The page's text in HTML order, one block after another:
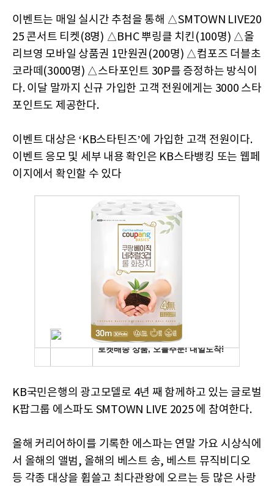
이벤트는 매일 실시간 추첨을 통해 △SMTOWN LIVE20
25 콘서트 티켓(8명) △BHC 뿌링클 치킨(100명) △올
리브영 모바일 상품권 1만원권(200명) △컴포즈 더블초
코라떼(3000명) △스타포인트 30P를 증정하는 방식이
다. 이달 말까지 신규 가입한 고객 전원에게는 3000 스타
포인트도 제공한다.
이벤트 대상은 ‘KB스타틴즈’에 가입한 고객 전원이다.
이벤트 응모 및 세부 내용 확인은 KB스타뱅킹 또는 웹페
이지에서 확인할 수 있다
KB국민은행의 광고모델로 4년 째 함께하고 있는 글로벌
K팝그룹 에스파도 SMTOWN LIVE 2025 에 참여한다.
올해 커리어하이를 기록한 에스파는 연말 가요 시상식에
서 올해의 앨범, 올해의 베스트 송, 베스트 뮤직비디오
등 각종 대상을 휩쓸고 최다관왕에 오르는 등 많은 사랑